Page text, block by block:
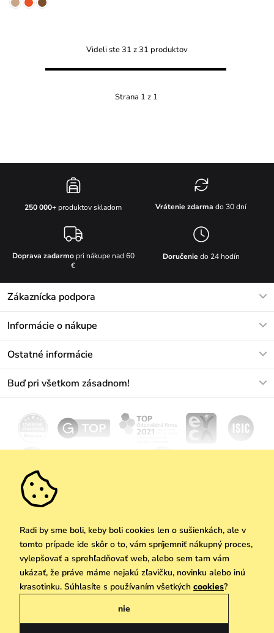
Videli ste 31 z 31 produktov
Strana 1 z 1
250 000+ produktov skladom Vrátenie zdarma do 30 dní
Doprava zadarmopri nákupe nad 60
€
Doručenie do 24 hodín
Zákaznícka podpora
info@vuch.sk
Informácie o nákupe
Materiály a údržba
Vrátenie a reklamácia
Ostatné informácie
Darčekové poukazy
Velkoobchod
We Care
Vuchlook
Predajne
Buď pri všetkom zásadnom!
Odoberať
Copyright © 2026 Vuch s.r.o. Všetky práva vyhradené. Technicky zabezpečuje
Simplia.cz
Zásady ochrany osobných údajov
Radi by sme boli, keby boli cookies len o sušienkách, ale v
tomto prípade ide skôr o to, vám spríjemniť nákupný proces,
vylepšovať a sprehľadňovať web, alebo sem tam vám
ukázať, že práve máme nejakú zľavičku, novinku alebo inú
krasotinku. Súhlasíte s používaním všetkých cookies?
nie